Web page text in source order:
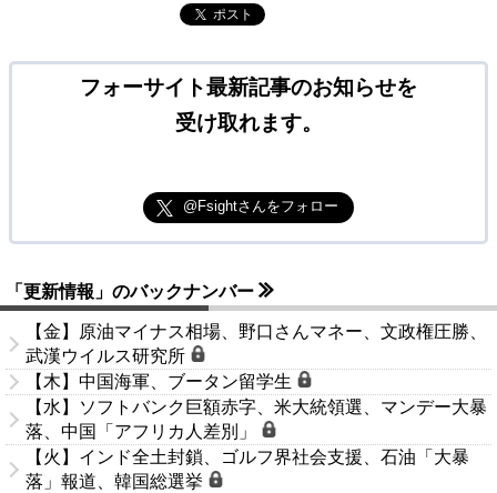
ポスト
フォーサイト最新記事のお知らせを
受け取れます。
@Fsightさんをフォロー
「更新情報」のバックナンバー
【金】原油マイナス相場、野口さんマネー、文政権圧勝、
武漢ウイルス研究所
【木】中国海軍、ブータン留学生
【水】ソフトバンク巨額赤字、米大統領選、マンデー大暴
落、中国「アフリカ人差別」
【火】インド全土封鎖、ゴルフ界社会支援、石油「大暴
落」報道、韓国総選挙